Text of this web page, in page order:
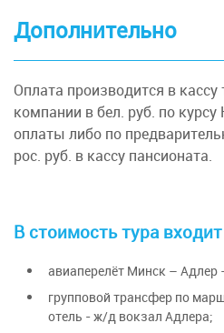
Дополнительно
Оплата производится в кассу
компании в бел. руб. по
оплаты либо по
рос. руб. в кассу пансионата.
В стоимость тура входит
авиаперелёт Минск – Адлер
групповой трансфер по
отель - ж/д вокзал Адлера;